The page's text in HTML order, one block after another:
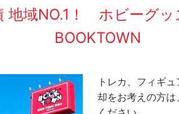
地域NO.1！ ホビーグッ
BOOKTOWN
トレカ、フィギ
却をお考えの方